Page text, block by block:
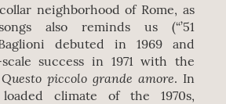
neighborhood of Rome, as
also reminds us (“’51
debuted in 1969 and
success in 1971 with the
Questo piccolo grande amore. In
climate of the 1970s,